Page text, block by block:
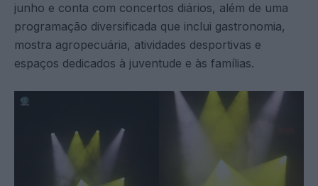
junho e conta com concertos diários, além de uma
programação diversificada que inclui gastronomia,
mostra agropecuária, atividades desportivas e
espaços dedicados à juventude e às famílias.